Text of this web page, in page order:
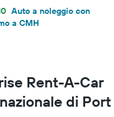
Auto a noleggio con
a CMH
Rent-A-Car
di Port